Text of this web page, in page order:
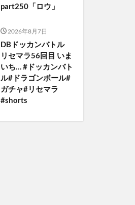
part250「ロウ」
2026年8月7日
DBドッカンバトル
リセマラ56回目 いま
いち… #ドッカンバト
ル#ドラゴンボール#
ガチャ#リセマラ
#shorts